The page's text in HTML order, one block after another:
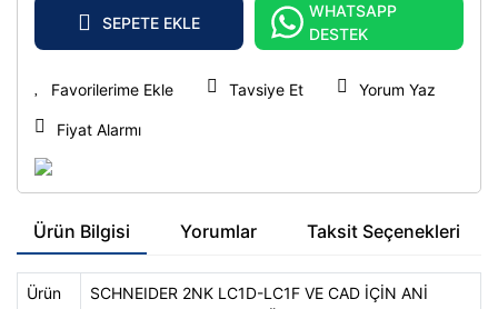
SEPETE EKLE
WHATSAPP
DESTEK
Tavsiye Et Yorum Yaz
Fiyat Alarmı
Ürün Bilgisi Yorumlar Taksit Seçenekleri
Ürün
SCHNEIDER 2NK LC1D-LC1F VE CAD İÇİN ANİ